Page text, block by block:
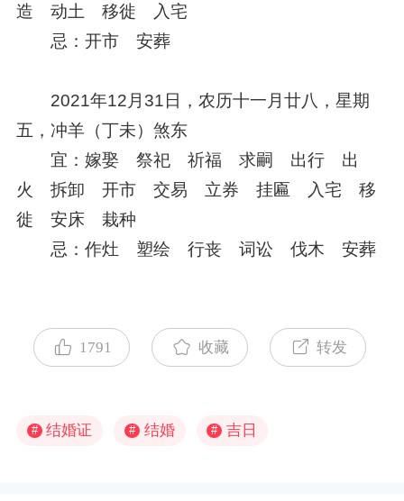
造 动土 移徙 入宅
忌：开市 安葬
2021年12月31日，农历十一月廿八，星期
五，冲羊（丁未）煞东
宜：嫁娶 祭祀 祈福 求嗣 出行 出
火 拆卸 开市 交易 立券 挂匾 入宅 移
徙 安床 栽种
忌：作灶 塑绘 行丧 词讼 伐木 安葬
1791 收藏 转发
# 结婚证 # 结婚 # 吉日